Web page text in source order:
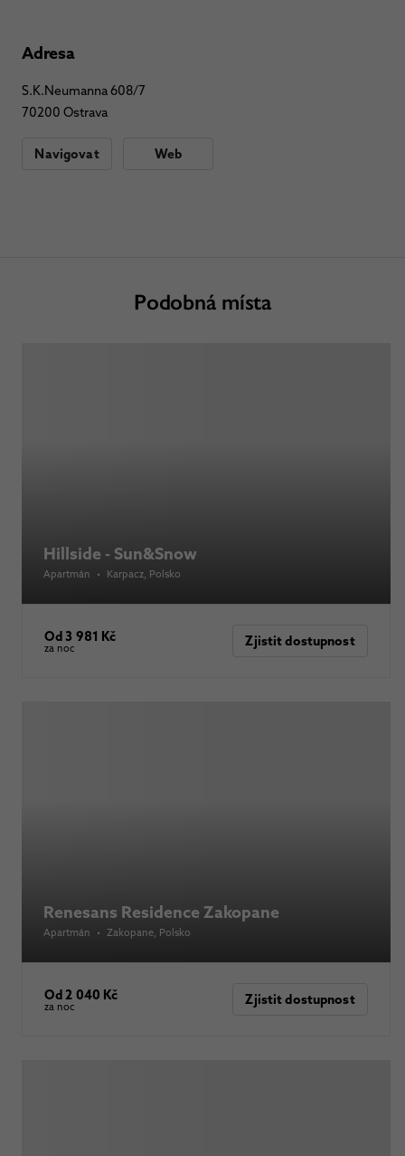
Adresa
S.K.Neumanna 608/7
70200 Ostrava
Navigovat Web
Podobná místa
Hillside - Sun&Snow
Apartmán • Karpacz , Polsko
Od 3 981 Kč
za noc Zjistit dostupnost
Renesans Residence Zakopane
Apartmán • Zakopane , Polsko
Od 2 040 Kč
za noc Zjistit dostupnost